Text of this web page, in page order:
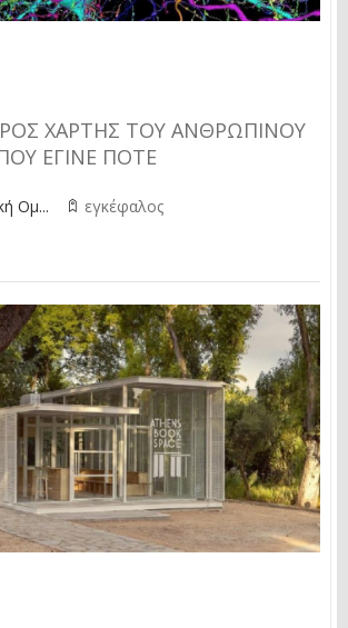
ΧΆΡΤΗΣ ΤΟΥ ΑΝΘΡΏΠΙΝΟΥ
ΈΓΙΝΕ ΠΟΤΈ
Ομ... εγκέφαλος